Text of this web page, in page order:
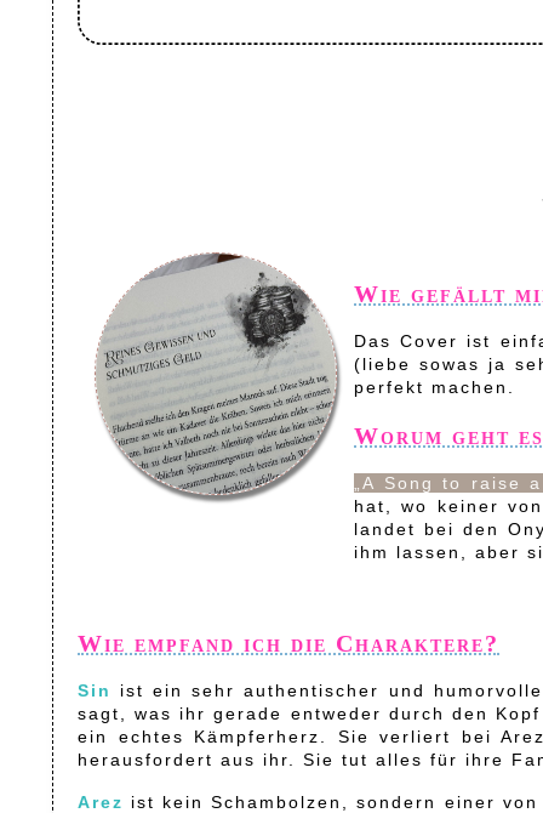
Wie gefällt
Das Cover ist
(liebe sowas ja
perfekt machen.
Worum geht
„A Song to raise
hat, wo keiner
landet bei den
ihm lassen, aber
Wie empfand ich die Charaktere?
Sin
ist ein sehr authentischer und
sagt, was ihr gerade entweder durch den
ein echtes Kämpferherz. Sie verliert bei
herausfordert aus ihr. Sie tut alles für ihre
Arez ist kein Schambolzen, sondern einer